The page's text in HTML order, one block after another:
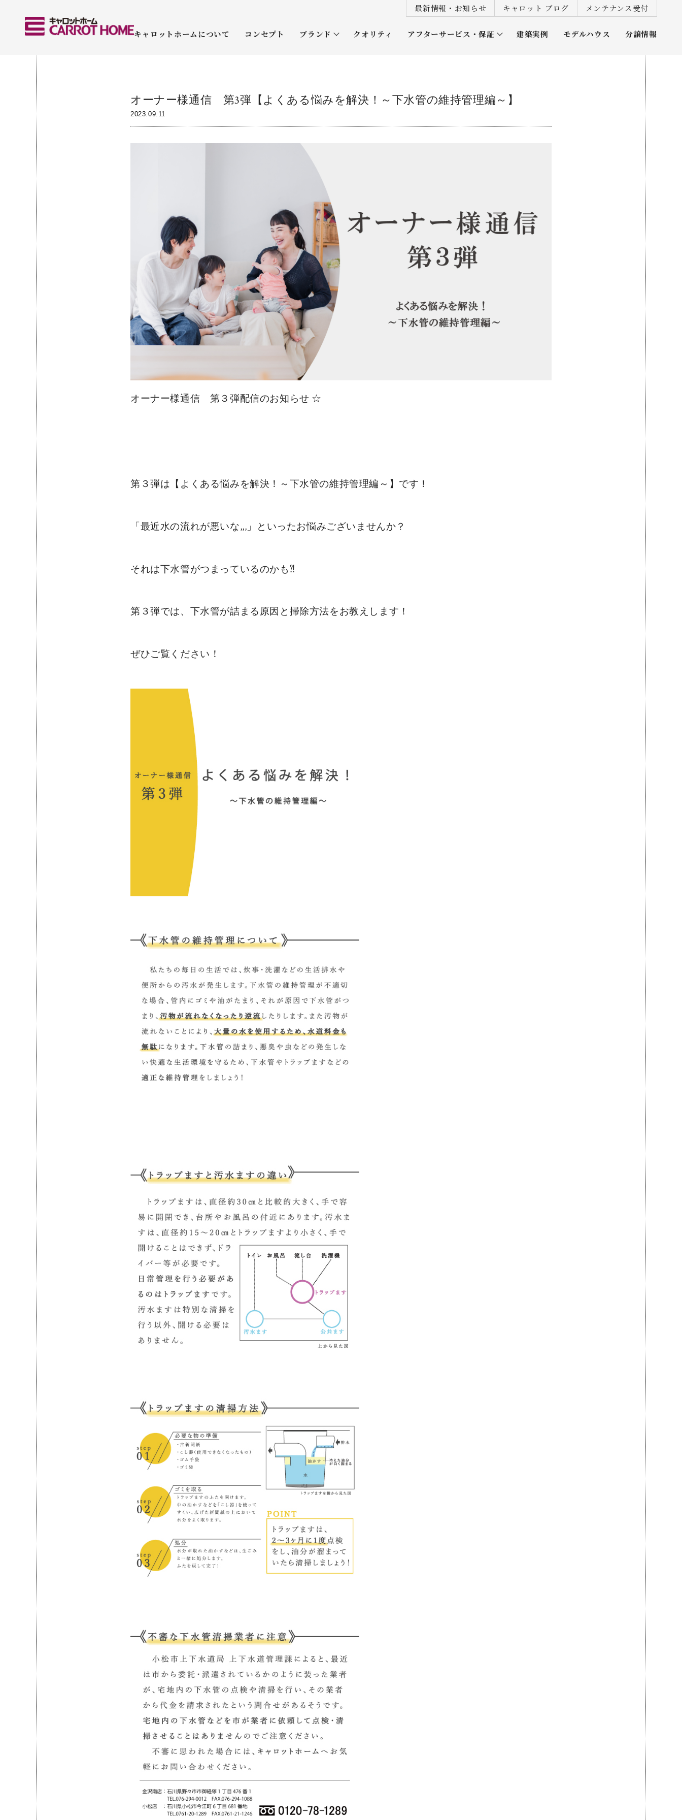
最新情報・お知らせ キャロット ブログ メンテナンス受付
キャロットホームについて コンセプト ブランド
平屋
クオリティ アフターサービス・保証 建築実例 モデルハウス 分譲情報
オーナー様通信 第3弾【よくある悩みを解決！～下水管の維持管理編～】
2023.09.11
オーナー様通信 第３弾配信のお知らせ ☆
第３弾は【よくある悩みを解決！～下水管の維持管理編～】です！
「最近水の流れが悪いな,,,」といったお悩みございませんか？
それは下水管がつまっているのかも⁈
第３弾では、下水管が詰まる原因と掃除方法をお教えします！
ぜひご覧ください！